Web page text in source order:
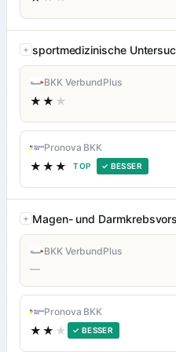
sportmedizinische
BKK VerbundPlus
★★ ★
Pronova BKK
★★★ TOP ✓ BESSER
Magen- und
BKK VerbundPlus
—
Pronova BKK
★★ ★ ✓ BESSER